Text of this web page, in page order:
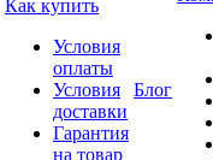
Как купить
Условия
оплаты
Условия
доставки
Гарантия
на товар
Блог